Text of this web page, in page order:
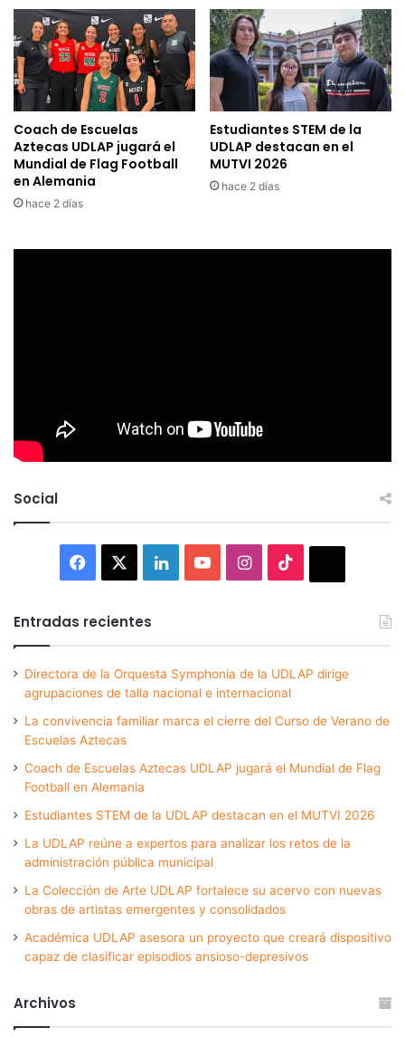
Coach de Escuelas
Aztecas UDLAP jugará el
Mundial de Flag Football
en Alemania
hace 2 días
Estudiantes STEM de la
UDLAP destacan en el
MUTVI 2026
hace 2 días
Social
Facebook LinkedInYouTubeInstagram
Entradas recientes
Directora de la Orquesta Symphonia de la UDLAP dirige
agrupaciones de talla nacional e internacional
La convivencia familiar marca el cierre del Curso de Verano de
Escuelas Aztecas
Coach de Escuelas Aztecas UDLAP jugará el Mundial de Flag
Football en Alemania
Estudiantes STEM de la UDLAP destacan en el MUTVI 2026
La UDLAP reúne a expertos para analizar los retos de la
administración pública municipal
La Colección de Arte UDLAP fortalece su acervo con nuevas
obras de artistas emergentes y consolidados
Académica UDLAP asesora un proyecto que creará dispositivo
capaz de clasificar episodios ansioso-depresivos
Archivos